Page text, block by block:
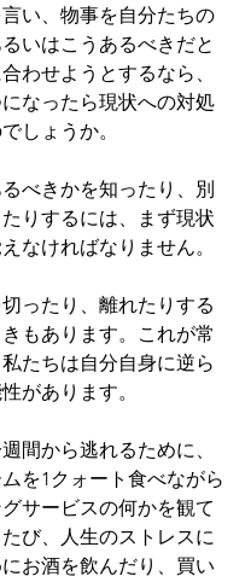
い、物事を自分たちの
いはこうあるべきだと
わせようとするなら、
なったら現状への対処
しょうか。
べきかを知ったり、別
りするには、まず現状
なければなりません。
ったり、離れたりする
もあります。これが常
たちは自分自身に逆ら
があります。
間から逃れるために、
を1クォート食べながら
サービスの何かを観て
び、人生のストレスに
お酒を飲んだり、買い